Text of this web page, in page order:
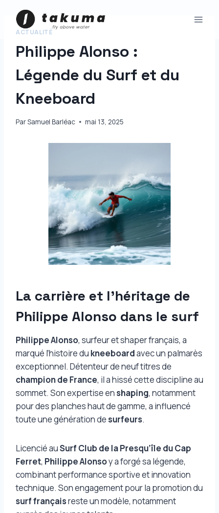
contenuACTUALITÉ
Philippe Alonso :
Légende du Surf et du
Kneeboard ‍
ParSamuel Barléac mai 13, 2025
La carrière et l’héritage de
Philippe Alonso dans le surf
Philippe Alonso, surfeur et shaper français, a
marqué l’histoire du kneeboardavec un palmarès
exceptionnel. Détenteur de neuf titres de
champion de France, il a hissé cette discipline au
sommet. Son expertise en shaping, notamment
pour des planches haut de gamme, a influencé
toute une génération de surfeurs.
Licencié auSurf Club de la Presqu’île du Cap
Ferret, Philippe Alonsoy a forgé sa légende,
combinant performance sportive et innovation
technique. Son engagement pour la promotion du
surf françaisreste un modèle, notamment